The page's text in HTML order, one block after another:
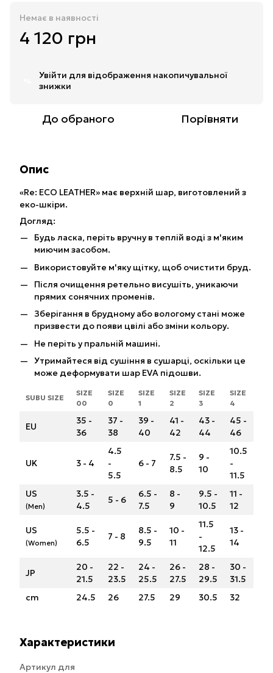
Немає в наявності
4 120 грн
Увійти для відображення накопичувальної
знижки
До обраного Порівняти
Опис
«Re: ECO LEATHER» має верхній шар, виготовлений з
еко-шкіри.
Догляд:
Будь ласка, періть вручну в теплій воді з м'яким
миючим засобом.
Використовуйте м'яку щітку, щоб очистити бруд.
Після очищення ретельно висушіть, уникаючи
прямих сонячних променів.
Зберігання в брудному або вологому стані може
призвести до появи цвілі або зміни кольору.
Не періть у пральній машині.
Утримайтеся від сушіння в сушарці, оскільки це
може деформувати шар EVA підошви.
SUBU SIZE
SIZE
00
SIZE
0
SIZE
1
SIZE
2
SIZE
3
SIZE
4
EU
35 -
36
37 -
38
39 -
40
41 -
42
43 -
44
45 -
46
UK 3 - 4
4.5
-
5.5
6 - 7
7.5 -
8.5
9 -
10
10.5
-
11.5
US
(Men)
3.5 -
4.5
5 - 6
6.5 -
7.5
8 -
9
9.5 -
10.5
11 -
12
US
(Women)
5.5 -
6.5
7 - 8
8.5 -
9.5
10 -
11
11.5
-
12.5
13 -
14
JP
20 -
21.5
22 -
23.5
24 -
25.5
26 -
27.5
28 -
29.5
30 -
31.5
cm
24.5 26 27.5 29 30.5 32
Характеристики
Артикул для